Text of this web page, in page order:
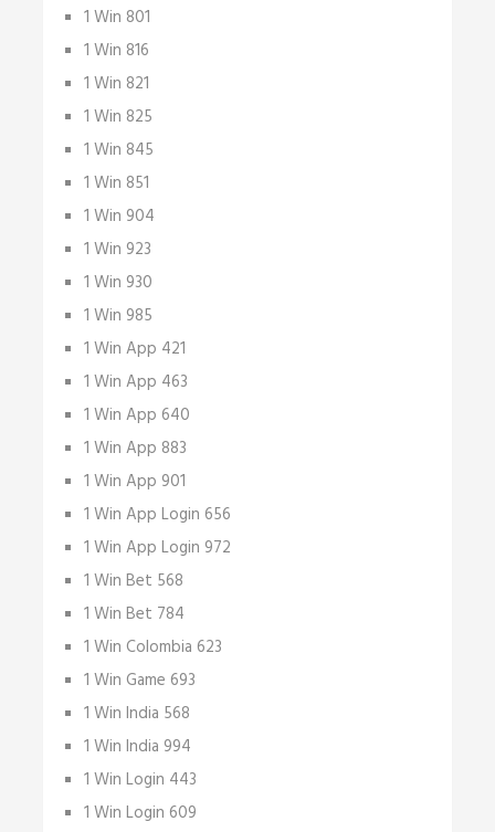
1 Win 801
1 Win 816
1 Win 821
1 Win 825
1 Win 845
1 Win 851
1 Win 904
1 Win 923
1 Win 930
1 Win 985
1 Win App 421
1 Win App 463
1 Win App 640
1 Win App 883
1 Win App 901
1 Win App Login 656
1 Win App Login 972
1 Win Bet 568
1 Win Bet 784
1 Win Colombia 623
1 Win Game 693
1 Win India 568
1 Win India 994
1 Win Login 443
1 Win Login 609